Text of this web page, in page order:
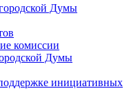
Думы
комиссии
Думы
инициативных